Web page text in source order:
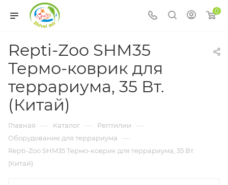
0
Repti-Zoo SHM35
Термо-коврик для
террариума, 35 Вт.
(Китай)
Главная — Каталог — Рептилии —
Оборудование для террариума —
Repti-Zoo SHM35 Термо-коврик для террариума, 35 Вт.
(Китай)